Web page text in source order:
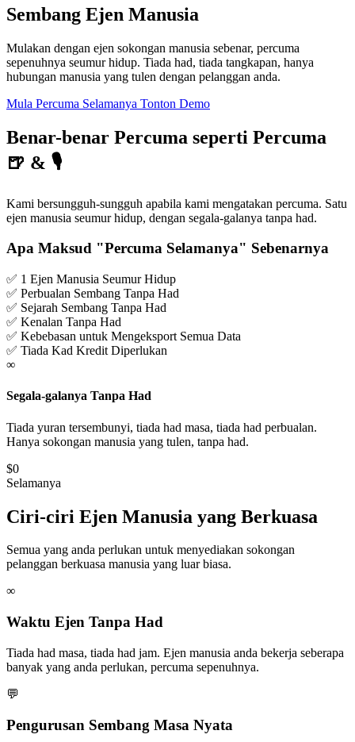
Sembang Ejen Manusia
Mulakan dengan ejen sokongan manusia sebenar, percuma
sepenuhnya seumur hidup. Tiada had, tiada tangkapan, hanya
hubungan manusia yang tulen dengan pelanggan anda.
Mula Percuma Selamanya Tonton Demo
Benar-benar Percuma seperti Percuma
🍺 & 🎙️
Kami bersungguh-sungguh apabila kami mengatakan percuma. Satu
ejen manusia seumur hidup, dengan segala-galanya tanpa had.
Apa Maksud "Percuma Selamanya" Sebenarnya
✅ 1 Ejen Manusia Seumur Hidup
✅ Perbualan Sembang Tanpa Had
✅ Sejarah Sembang Tanpa Had
✅ Kenalan Tanpa Had
✅ Kebebasan untuk Mengeksport Semua Data
✅ Tiada Kad Kredit Diperlukan
∞
Segala-galanya Tanpa Had
Tiada yuran tersembunyi, tiada had masa, tiada had perbualan.
Hanya sokongan manusia yang tulen, tanpa had.
$0
Selamanya
Ciri-ciri Ejen Manusia yang Berkuasa
Semua yang anda perlukan untuk menyediakan sokongan
pelanggan berkuasa manusia yang luar biasa.
∞
Waktu Ejen Tanpa Had
Tiada had masa, tiada had jam. Ejen manusia anda bekerja seberapa
banyak yang anda perlukan, percuma sepenuhnya.
💬
Pengurusan Sembang Masa Nyata